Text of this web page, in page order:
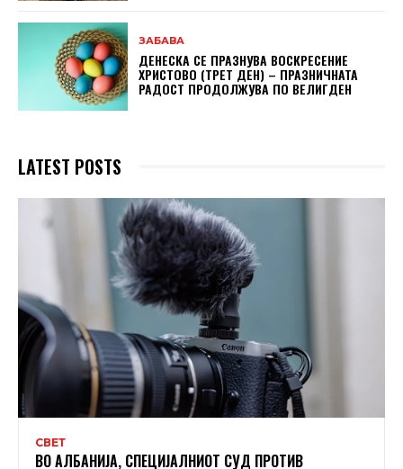
ЗАБАВА
ДЕНЕСКА СЕ ПРАЗНУВА ВОСКРЕСЕНИЕ
ХРИСТОВО (ТРЕТ ДЕН) – ПРАЗНИЧНАТА
РАДОСТ ПРОДОЛЖУВА ПО ВЕЛИГДЕН
LATEST POSTS
СВЕТ
ВО АЛБАНИЈА, СПЕЦИЈАЛНИОТ СУД ПРОТИВ